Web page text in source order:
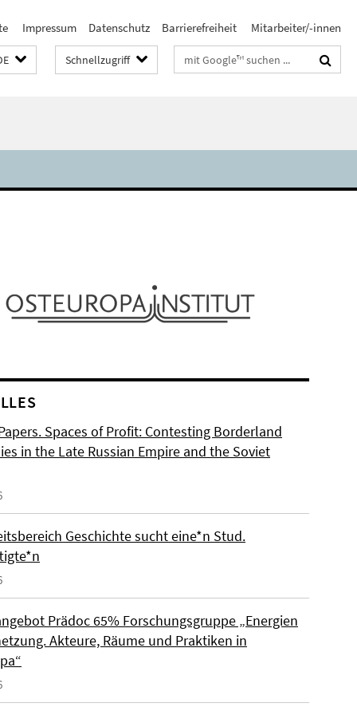
Impressum Datenschutz Barrierefreiheit Mitarbeiter/-innen
Schnellzugriff Suchbegriffe
Spaces of Profit: Contesting Borderland
in the Late Russian Empire and the Soviet
Geschichte sucht eine*n Stud.
Prädoc 65% Forschungsgruppe „Energien
Akteure, Räume und Praktiken in